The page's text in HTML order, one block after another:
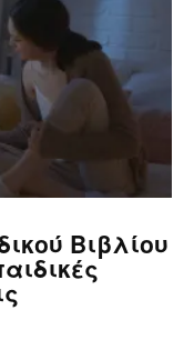
Βιβλίου